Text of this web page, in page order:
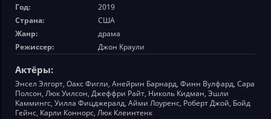
Год:
2019
Страна:
США
Жанр:
драма
Режиссер:
Джон Краули
Актёры:
Энсел Элгорт, Оакс Фигли, Анейрин Барнард, Финн Вулфард, Сара
Полсон, Люк Уилсон, Джеффри Райт, Николь Кидман, Эшли
Каммингс, Уилла Фицджералд, Айми Лоуренс, Роберт Джой, Бойд
Гейнс, Карли Коннорс, Люк Клеинтенк